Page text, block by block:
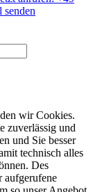
wir Cookies.
zuverlässig und
und Sie besser
technisch alles
Des
aufgerufene